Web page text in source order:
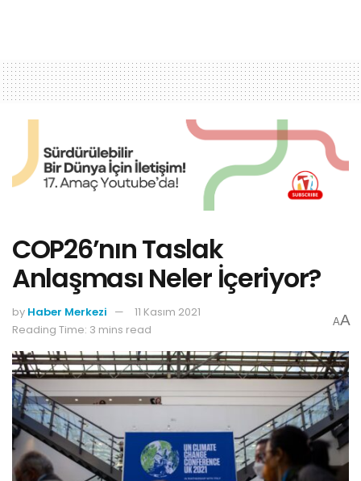
COP26’nın Taslak
Anlaşması Neler İçeriyor?
by Haber Merkezi
11 Kasım 2021
Reading Time: 3 mins read
AA